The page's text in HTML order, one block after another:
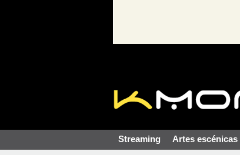
Streaming Artes escénicas